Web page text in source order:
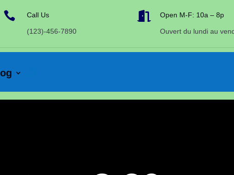
 Call Us
(123)-456-7890
 Open M-F: 10a – 8p
Ouvert du lundi au